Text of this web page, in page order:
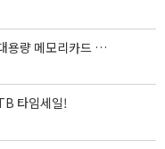
용량 메모리카드 세
타임세일!